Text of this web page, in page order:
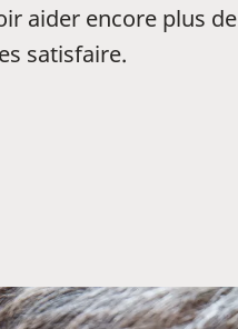
aider encore plus de
satisfaire.